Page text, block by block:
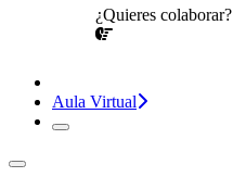
¿Quieres colaborar?
Aula Virtual